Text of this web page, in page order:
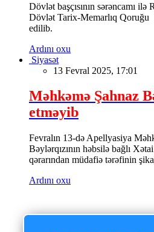
Dövlət başçısının sərəncamı
Dövlət Tarix-Memarlıq Qoruğu
edilib.
Ardını oxu
Siyasət
13 Fevral 2025, 17:01
Məhkəmə Şahnaz
etməyib
Fevralın 13-də Apellyasiya
Bəylərqızının həbsilə bağlı
qərarından müdafiə tərəfinin
Ardını oxu